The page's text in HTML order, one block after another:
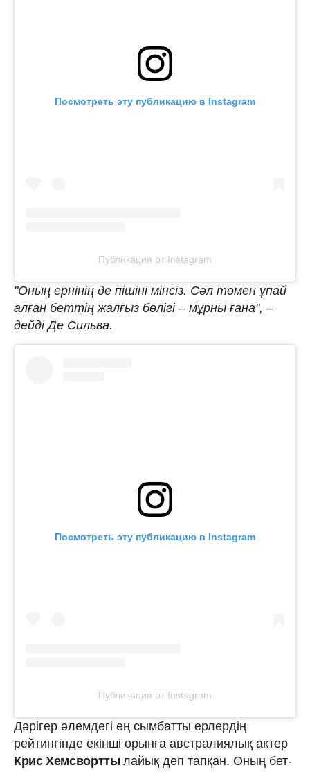
Посмотреть эту публикацию в Instagram
Публикация от Instagram
"Оның ернінің де пішіні мінсіз. Сәл төмен ұпай
алған беттің жалғыз бөлігі – мұрны ғана", –
дейді Де Сильва.
Посмотреть эту публикацию в Instagram
Публикация от Instagram
Дәрігер әлемдегі ең сымбатты ерлердің
рейтингінде екінші орынға австралиялық актер
Крис Хемсворттылайық деп тапқан. Оның бет-